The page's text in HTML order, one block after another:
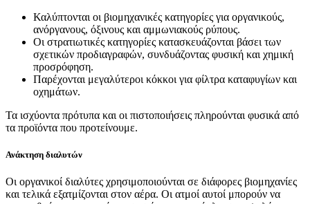
Καλύπτονται οι βιομηχανικές κατηγορίες για οργανικούς,
ανόργανους, όξινους και αμμωνιακούς ρύπους.
Οι στρατιωτικές κατηγορίες κατασκευάζονται βάσει των
σχετικών προδιαγραφών, συνδυάζοντας φυσική και χημική
προσρόφηση.
Παρέχονται μεγαλύτεροι κόκκοι για φίλτρα καταφυγίων και
οχημάτων.
Τα ισχύοντα πρότυπα και οι πιστοποιήσεις πληρούνται φυσικά από
τα προϊόντα που προτείνουμε.
Ανάκτηση διαλυτών
Οι οργανικοί διαλύτες χρησιμοποιούνται σε διάφορες βιομηχανίες
και τελικά εξατμίζονται στον αέρα. Οι ατμοί αυτοί μπορούν να